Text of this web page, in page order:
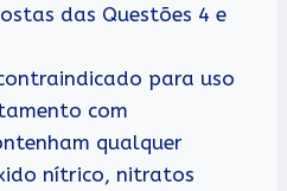
das Questões 4 e
para uso
com
qualquer
nítrico, nitratos